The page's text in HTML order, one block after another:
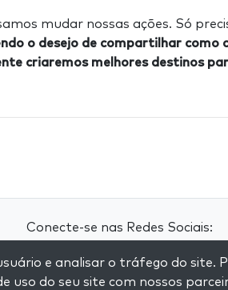
mudar nossas ações. Só
o desejo de compartilhar como
criaremos melhores destinos
Conecte-se nas Redes Sociais:
Visit kabbalah master classes
e analisar o tráfego do site.
uso do seu site com nossos